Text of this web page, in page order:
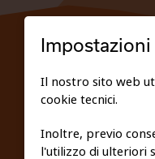
Il nostro sito web
cookie tecnici.
Inoltre, previo
l'utilizzo di ulteriori